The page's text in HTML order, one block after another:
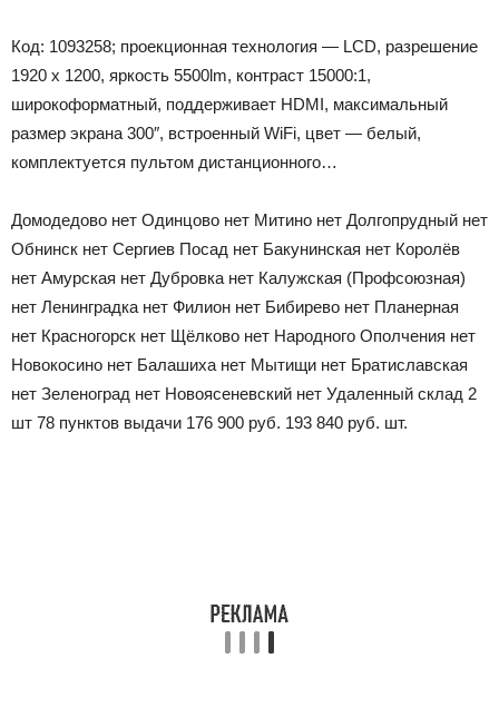
Код: 1093258; проекционная технология — LCD, разрешение
1920 x 1200, яркость 5500lm, контраст 15000:1,
широкоформатный, поддерживает HDMI, максимальный
размер экрана 300″, встроенный WiFi, цвет — белый,
комплектуется пультом дистанционного…
Домодедово нет Одинцово нет Митино нет Долгопрудный нет
Обнинск нет Сергиев Посад нет Бакунинская нет Королёв
нет Амурская нет Дубровка нет Калужская (Профсоюзная)
нет Ленинградка нет Филион нет Бибирево нет Планерная
нет Красногорск нет Щёлково нет Народного Ополчения нет
Новокосино нет Балашиха нет Мытищи нет Братиславская
нет Зеленоград нет Новоясеневский нет Удаленный склад 2
шт 78 пунктов выдачи 176 900 руб. 193 840 руб. шт.